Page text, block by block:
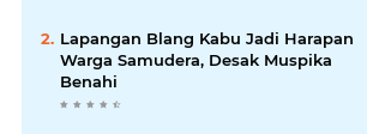
Lapangan Blang Kabu Jadi Harapan
Warga Samudera, Desak Muspika
Benahi